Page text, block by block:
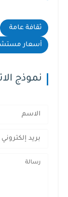
ثقافة عامة
أسعار
نموذج